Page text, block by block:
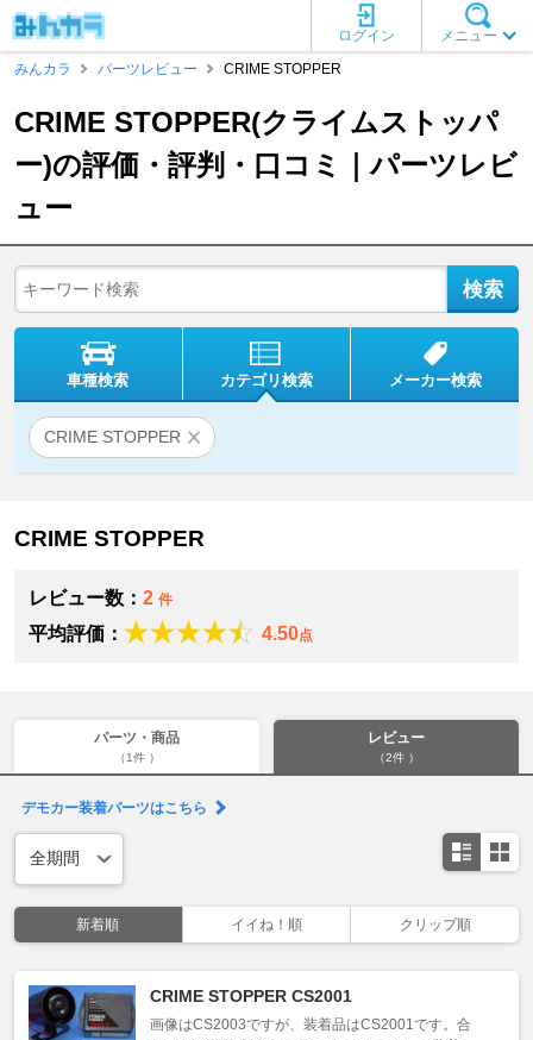
メニュー
ログイン
みんカラ
パーツレビュー CRIME STOPPER
CRIME STOPPER(クライムストッパ
ー)の評価・評判・口コミ｜パーツレビ
ュー
車種検索 カテゴリ検索 メーカー検索
CRIME STOPPER
CRIME STOPPER
レビュー数： 2 件
平均評価： 4.50点
パーツ・商品
（1件 ）
レビュー
（2件 ）
デモカー装着パーツはこちら
新着順 イイね！順 クリップ順
CRIME STOPPER CS2001
画像はCS2003ですが、装着品はCS2001です。合